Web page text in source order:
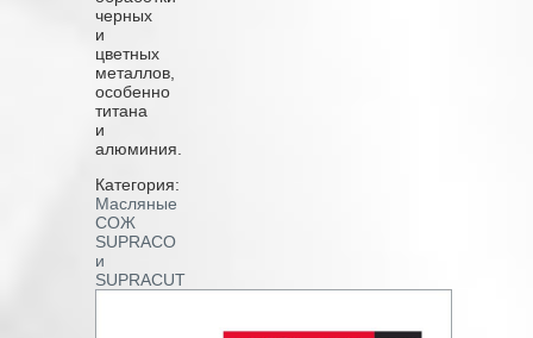
черных
и
цветных
металлов,
особенно
титана
и
алюминия.
Категория:
Масляные
СОЖ
SUPRACO
и
SUPRACUT